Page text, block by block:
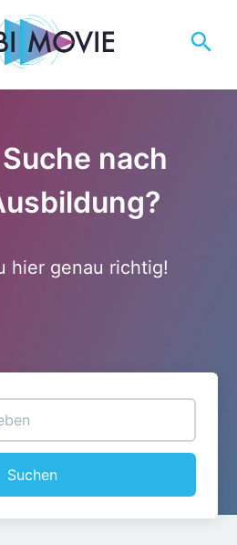
nach
hier genau richtig!
Suchen